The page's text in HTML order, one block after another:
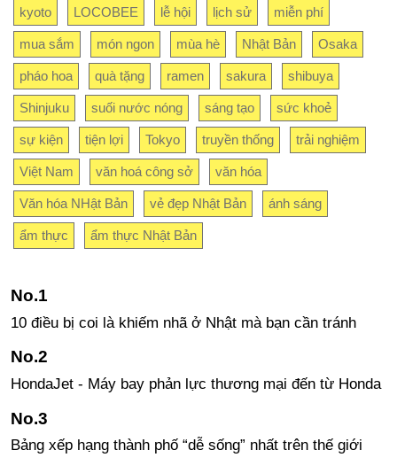
kyoto LOCOBEE lễ hội lịch sử miễn phí
mua sắm món ngon mùa hè Nhật Bản Osaka
pháo hoa quà tặng ramen sakura shibuya
Shinjuku suối nước nóng sáng tạo sức khoẻ
sự kiện tiện lợi Tokyo truyền thống trải nghiệm
Việt Nam văn hoá công sở văn hóa
Văn hóa NHật Bản vẻ đẹp Nhật Bản ánh sáng
ẩm thực ẩm thực Nhật Bản
10 điều bị coi là khiếm nhã ở Nhật mà bạn cần tránh
HondaJet - Máy bay phản lực thương mại đến từ Honda
Bảng xếp hạng thành phố “dễ sống” nhất trên thế giới